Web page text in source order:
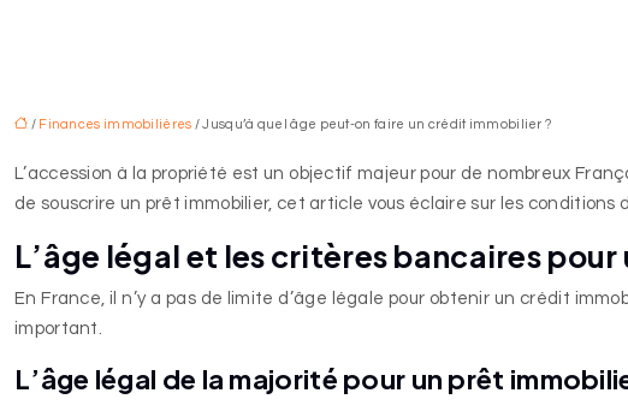
/ Finances immobilières / Jusqu’à quel âge peut-on faire un crédit immobilier ?
L’accession à la propriété est un objectif majeur pour de nombreux
de souscrire un prêt immobilier, cet article vous éclaire sur les
L’âge légal et les critères bancaires
En France, il n’y a pas de limite d’âge légale pour obtenir un crédit
important.
L’âge légal de la majorité pour un prêt